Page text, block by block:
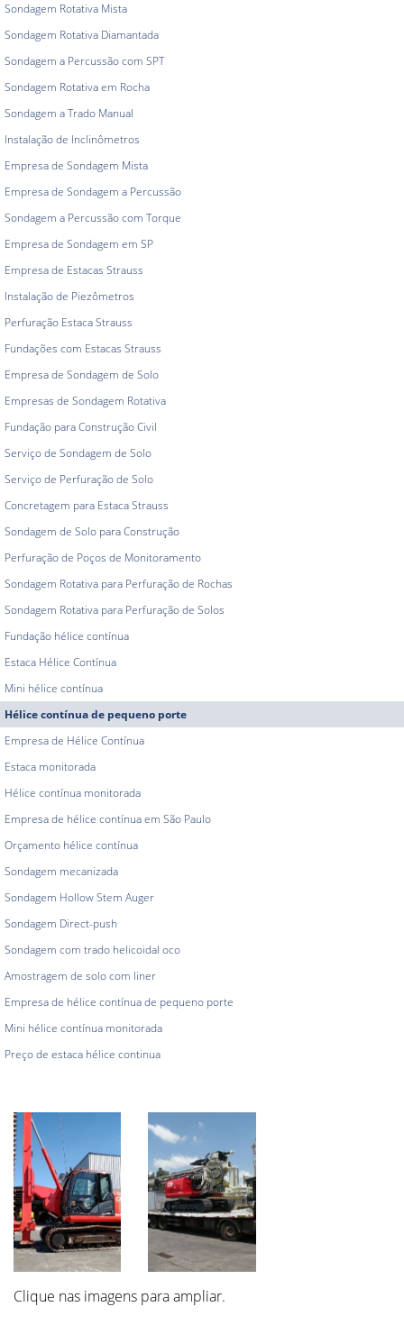
Sondagem Rotativa Mista
Sondagem Rotativa Diamantada
Sondagem a Percussão com SPT
Sondagem Rotativa em Rocha
Sondagem a Trado Manual
Instalação de Inclinômetros
Empresa de Sondagem Mista
Empresa de Sondagem a Percussão
Sondagem a Percussão com Torque
Empresa de Sondagem em SP
Empresa de Estacas Strauss
Instalação de Piezômetros
Perfuração Estaca Strauss
Fundações com Estacas Strauss
Empresa de Sondagem de Solo
Empresas de Sondagem Rotativa
Fundação para Construção Civil
Serviço de Sondagem de Solo
Serviço de Perfuração de Solo
Concretagem para Estaca Strauss
Sondagem de Solo para Construção
Perfuração de Poços de Monitoramento
Sondagem Rotativa para Perfuração de Rochas
Sondagem Rotativa para Perfuração de Solos
Fundação hélice contínua
Estaca Hélice Contínua
Mini hélice contínua
Hélice contínua de pequeno porte
Empresa de Hélice Contínua
Estaca monitorada
Hélice contínua monitorada
Empresa de hélice contínua em São Paulo
Orçamento hélice contínua
Sondagem mecanizada
Sondagem Hollow Stem Auger
Sondagem Direct-push
Sondagem com trado helicoidal oco
Amostragem de solo com liner
Empresa de hélice contínua de pequeno porte
Mini hélice contínua monitorada
Preço de estaca hélice continua
Clique nas imagens para ampliar.